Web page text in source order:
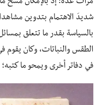
شديدَ الاهتمام بتدوين
بالسياسة بقدر ما تتعلق
الطقس والنباتات، وكان يقوم
في دفاتر أخرى ويمحو ما